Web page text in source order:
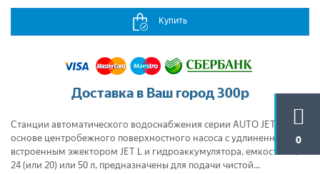
0
Купить
Доставка в Ваш город 300р
Станции автоматического водоснабжения серии AUTO JET L — на
основе центробежного поверхностного насоса c удлиненным
встроенным эжектором JET L и гидроаккумулятора, емкостью 5,
24 (или 20) или 50 л, предназначены для подачи чистой...